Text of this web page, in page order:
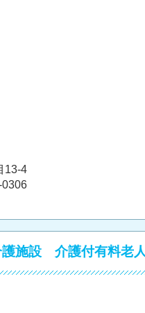
13-4
施設 介護付有料老